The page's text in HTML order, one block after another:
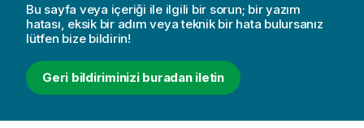
Bu sayfa veya içeriği ile ilgili bir sorun; bir yazım
hatası, eksik bir adım veya teknik bir hata bulursanız
lütfen bize bildirin!
Geri bildiriminizi buradan iletin